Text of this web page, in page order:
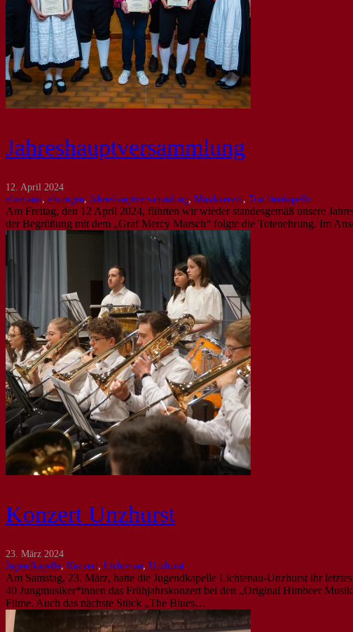
Jahreshauptversammlung
12. April 2024
ehrenamt, ehrungen, Jahreshauptversammlung, Musikverein, Trachtenkapelle
Am Freitag, den 12 April 2024, führten wir wieder standesgemäß unsere
der Begrüßung mit dem „Graf Mercy Marsch“ folgte die Totenehrung. Im
Konzert Unzhurst
23. März 2024
Jugendkapelle, Konzert, Lichtenau, Unzhurst
Am Samstag, 23. März, hatte die Jugendkapelle Lichtenau-Unzhurst ihr
40 Jungmusiker*innen das Frühjahrskonzert bei den „Original Himbeer
Filme. Auch das nächste Stück „The Blues…